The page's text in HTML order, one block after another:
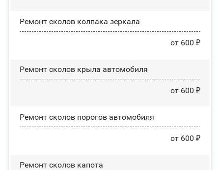
Ремонт сколов колпака зеркала
от 600 ₽
Ремонт сколов крыла автомобиля
от 600 ₽
Ремонт сколов порогов автомобиля
от 600 ₽
Ремонт сколов капота